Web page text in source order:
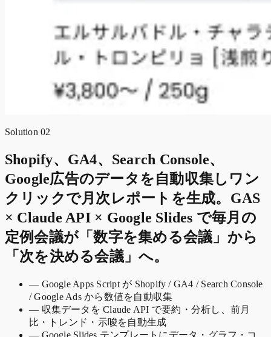
Solution 02
Shopify、GA4、Search Console、
Google広告のデータを自動収集しワン
クリックで月次レポートを生成。GAS
× Claude API × Google Slides で毎月の
定例会議が「数字を集める会議」から
「次を決める会議」へ。
— Google Apps Script が Shopify / GA4 / Search Console
/ Google Ads から数値を自動収集
— 収集データを Claude API で要約・分析し、前月
比・トレンド・示唆を自動生成